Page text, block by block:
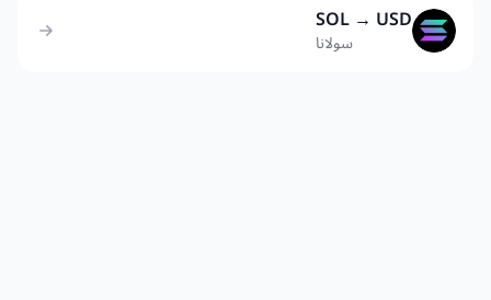
SOL → USD
سولانا